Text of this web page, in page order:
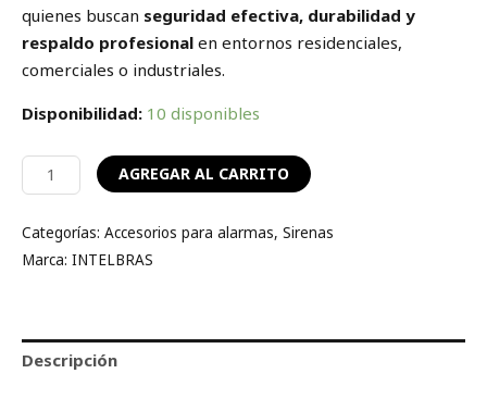
quienes buscan seguridad efectiva, durabilidad y
respaldo profesional en entornos residenciales,
comerciales o industriales.
Disponibilidad: 10 disponibles
AGREGAR AL CARRITO
Categorías: Accesorios para alarmas, Sirenas
Marca: INTELBRAS
Descripción